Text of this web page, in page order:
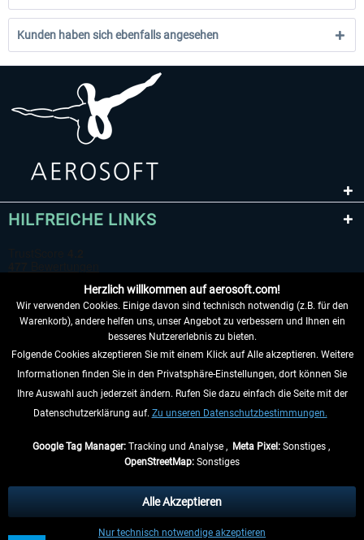
Kunden haben sich ebenfalls angesehen
HILFREICHE LINKS
VERTRAG WIDERRUFEN
INFORMATIONEN
anders beschrieben.
** Gilt für Lieferungen innerhalb Deutschlands, Lieferzeiten für andere Länder
Herzlich willkommen auf aerosoft.com!
Wir verwenden Cookies. Einige davon sind technisch notwendig (z.B. für den
Warenkorb), andere helfen uns, unser Angebot zu verbessern und Ihnen ein
besseres Nutzererlebnis zu bieten.
Folgende Cookies akzeptieren Sie mit einem Klick auf Alle akzeptieren. Weitere
Informationen finden Sie in den Privatsphäre-Einstellungen, dort können Sie
Ihre Auswahl auch jederzeit ändern. Rufen Sie dazu einfach die Seite mit der
Datenschutzerklärung auf. Zu unseren Datenschutzbestimmungen.
Google Tag Manager:Tracking und Analyse , Meta Pixel:Sonstiges ,
OpenStreetMap: Sonstiges
Nur technisch notwendige akzeptieren
Alle Akzeptieren